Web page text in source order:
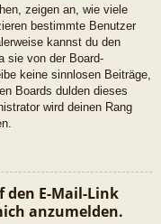
zeigen an, wie viele
bestimmte Benutzer
kannst du den
sie von der Board-
keine sinnlosen Beiträge,
Boards dulden dieses
wird deinen Rang
den E-Mail-Link
anzumelden.